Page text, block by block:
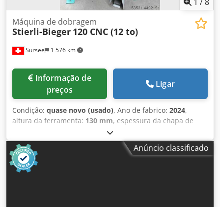
Sursee 1 576 km
Máquina de dobragem
Stierli-Bieger 120 CNC (12 to)
preços
Ligar
Condição: quase novo (usado), Ano de fabrico: 2024,
altura da ferramenta: 130 mm, espessura da chapa de
, força de dobragem (máx.):
Stierli Bieger 120 CNC Máquina de dobrar horizontal,
comando Siemens Muito versátil, para aço chato, chapa,
aço redondo, perfis, tubos quadrados ou redondos,
ferramentas de modelagem e fixação simples para
Anúncio classificado